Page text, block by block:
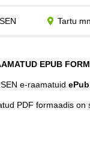
Tartu
EPUB
e-raamatuid
PDF formaadis on